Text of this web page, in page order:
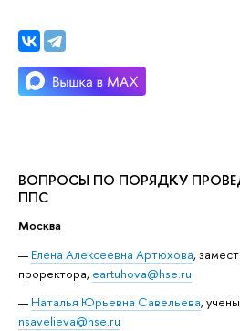
ВОПРОСЫ ПО ПОРЯДКУ
ППС
Москва
Елена Алексеевна Артюхова,
проректора, eartuhova@hse.ru
Наталья Юрьевна Савельева,
nsavelieva@hse.ru